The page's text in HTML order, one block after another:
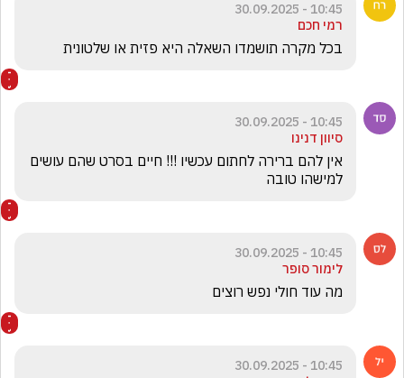
10:45 - 30.09.2025
רמי חכם
בכל מקרה תושמדו השאלה היא פזית או שלטונית
10:45 - 30.09.2025
סיוון דנינו
למישהו טובה
10:45 - 30.09.2025
לימור סופר
מה עוד חולי נפש רוצים
10:45 - 30.09.2025